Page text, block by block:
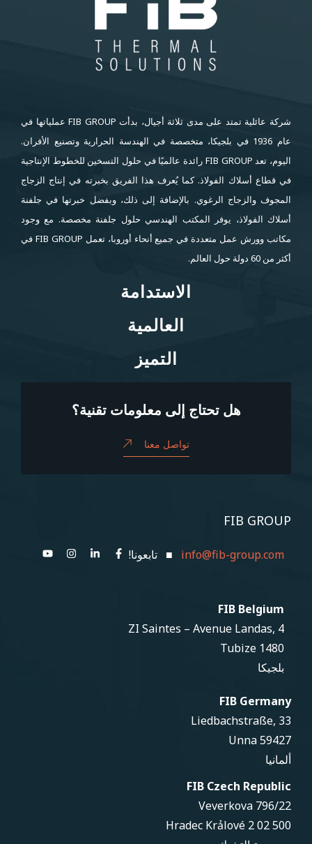
شركة عائلية تمتد على مدى ثلاثة أجيال، بدأت FIB GROUP عملياتها في
عام 1936 في بلجيكا، متخصصة في الهندسة الحرارية وتصنيع الأفران.
اليوم، تعد FIB GROUP رائدة عالميًا في حلول التسخين للخطوط الإنتاجية
في قطاع أسلاك الفولاذ. كما يُعرف هذا الفريق بخبرته في إنتاج الزجاج
المجوف والزجاج الرغوي. بالإضافة إلى ذلك، وبفضل خبرتها في جلفنة
أسلاك الفولاذ، يوفر المكتب الهندسي حلول جلفنة مخصصة. مع وجود
مكاتب وورش عمل متعددة في جميع أنحاء أوروبا، تعمل FIB GROUP في
أكثر من 60 دولة حول العالم.
الاستدامة
الاستدامة
العالمية
العالمية
التميز
التميز
هل تحتاج إلى معلومات تقنية؟
تواصل معنا
FIB GROUP
info@fib-group.com ■ تابعونا!
FIB Belgium
ZI Saintes – Avenue Landas, 4
1480 Tubize
بلجيكا
FIB Germany
Liedbachstraße, 33
59427 Unna
ألمانيا
FIB Czech Republic
Veverkova 796/22
500 02 Hradec Krảlové 2